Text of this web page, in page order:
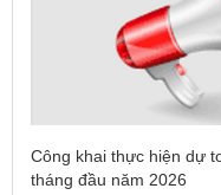
Công khai thực hiện dự
tháng đầu năm 2026